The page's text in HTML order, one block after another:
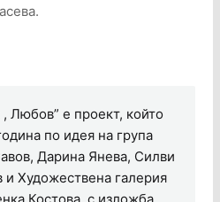
Любов” е проект, който
по идея на група
Дарина Янева, Силви
Художествена галерия